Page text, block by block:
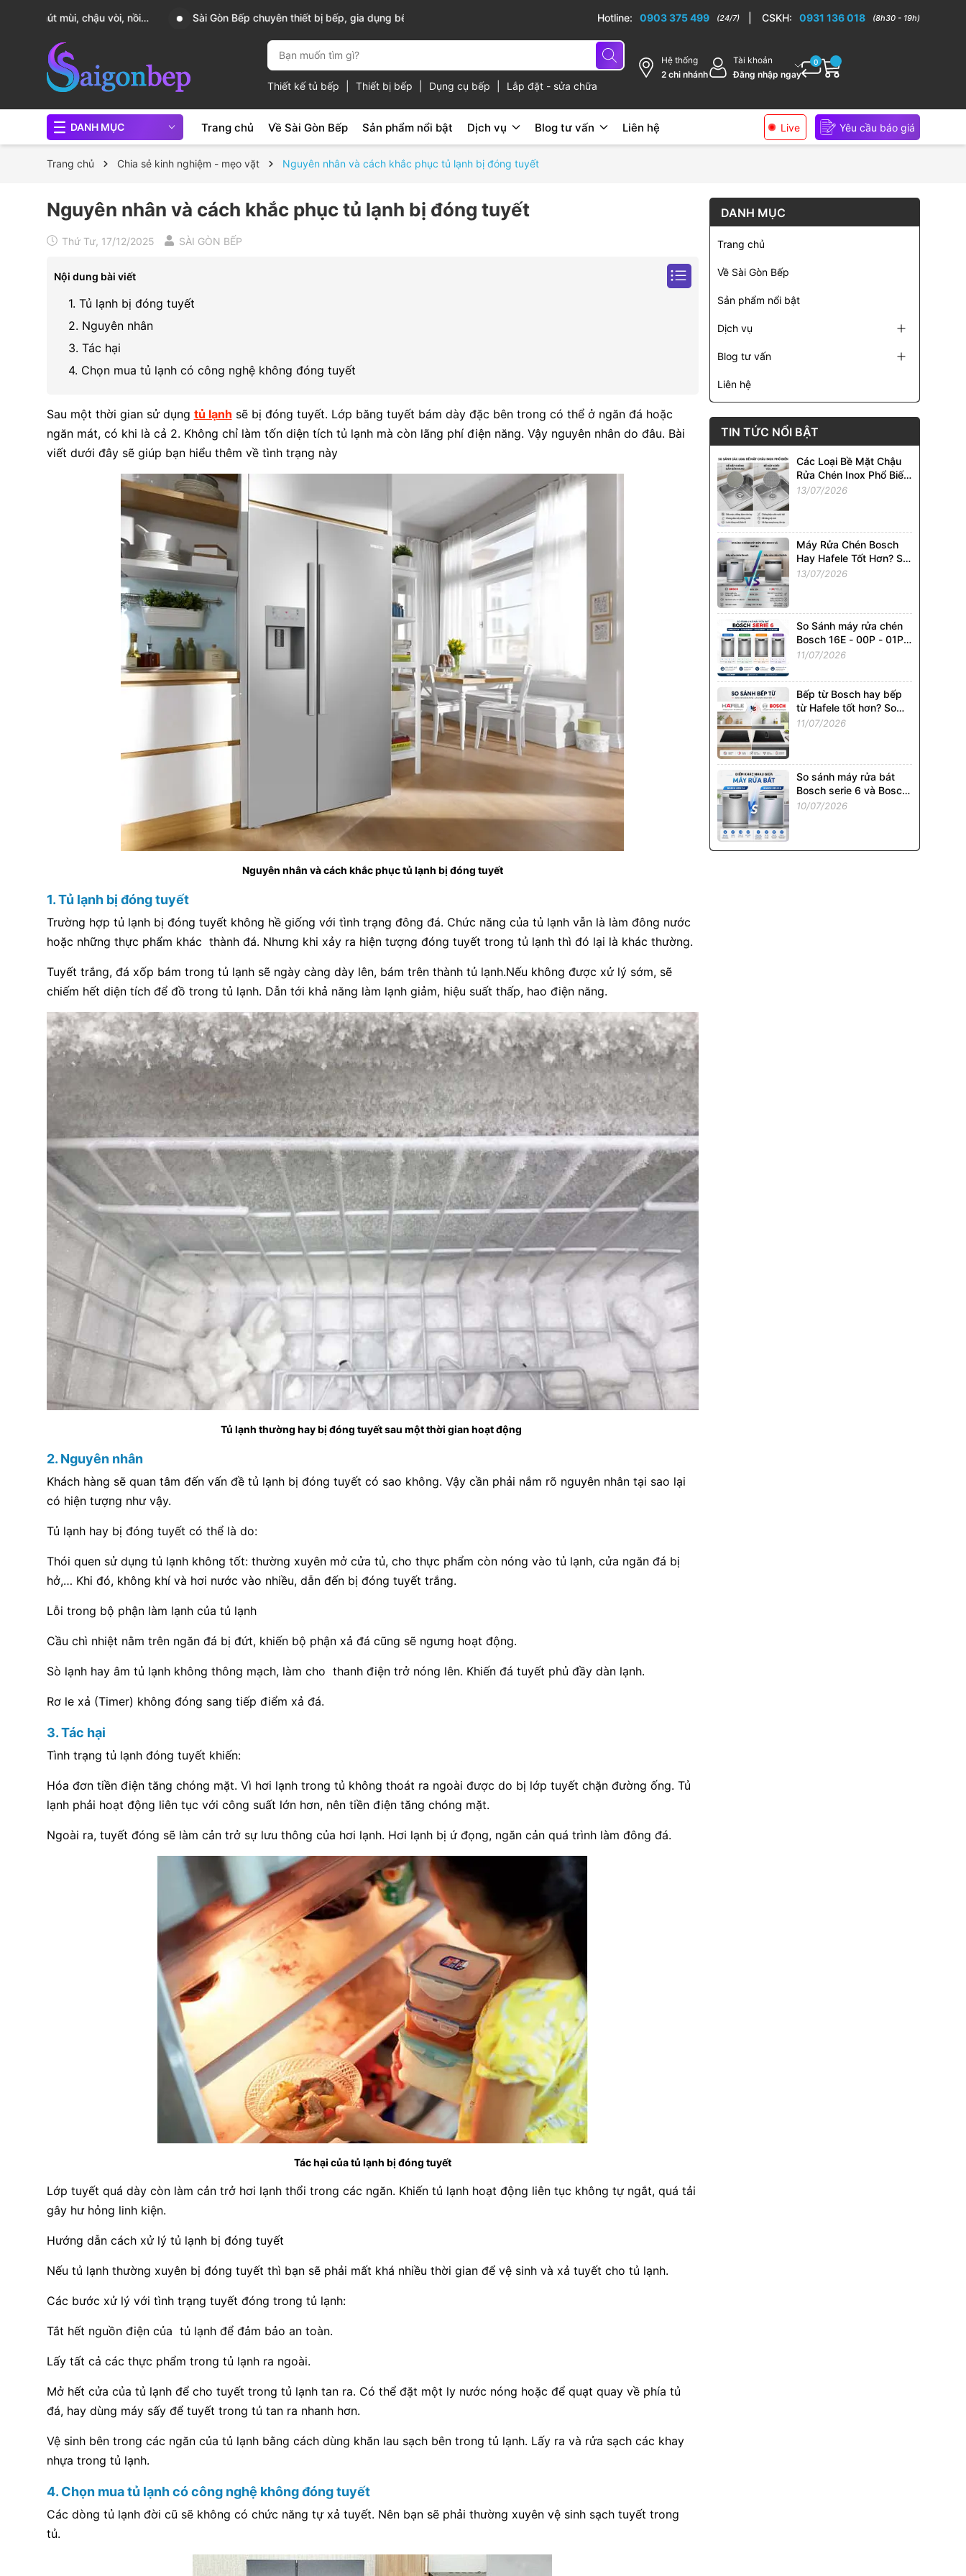
Sài Gòn Bếp chuyên thiết bị bếp, gia dụng bếp cao cấp Hotline: 0903 375 499 (24/7) CSKH: 0931 136 018 (8h30 - 19h)
Thiết kế tủ bếp Thiết bị bếp Dụng cụ bếp Lắp đặt - sửa chữa
Hệ thống
2 chi nhánh
Tài khoản
Đăng nhập ngay
0
DANH MỤC Trang chủ Về Sài Gòn Bếp Sản phẩm nổi bật Dịch vụ Blog tư vấn Liên hệ Live Yêu cầu báo giá
Trang chủ Chia sẻ kinh nghiệm - mẹo vặt Nguyên nhân và cách khắc phục tủ lạnh bị đóng tuyết
Nguyên nhân và cách khắc phục tủ lạnh bị đóng tuyết
Thứ Tư, 17/12/2025 SÀI GÒN BẾP
Nội dung bài viết
1. Tủ lạnh bị đóng tuyết
2. Nguyên nhân
3. Tác hại
4. Chọn mua tủ lạnh có công nghệ không đóng tuyết
Sau một thời gian sử dụng tủ lạnh sẽ bị đóng tuyết. Lớp băng tuyết bám dày đặc bên trong có thể ở ngăn đá hoặc
ngăn mát, có khi là cả 2. Không chỉ làm tốn diện tích tủ lạnh mà còn lãng phí điện năng. Vậy nguyên nhân do đâu. Bài
viết dưới đây sẽ giúp bạn hiểu thêm về tình trạng này
Nguyên nhân và cách khắc phục tủ lạnh bị đóng tuyết
1. Tủ lạnh bị đóng tuyết
Trường hợp tủ lạnh bị đóng tuyết không hề giống với tình trạng đông đá. Chức năng của tủ lạnh vẫn là làm đông nước
hoặc những thực phẩm khác thành đá. Nhưng khi xảy ra hiện tượng đóng tuyết trong tủ lạnh thì đó lại là khác thường.
Tuyết trắng, đá xốp bám trong tủ lạnh sẽ ngày càng dày lên, bám trên thành tủ lạnh.Nếu không được xử lý sớm, sẽ
chiếm hết diện tích để đồ trong tủ lạnh. Dẫn tới khả năng làm lạnh giảm, hiệu suất thấp, hao điện năng.
Tủ lạnh thường hay bị đóng tuyết sau một thời gian hoạt động
2. Nguyên nhân
Khách hàng sẽ quan tâm đến vấn đề tủ lạnh bị đóng tuyết có sao không. Vậy cần phải nắm rõ nguyên nhân tại sao lại
có hiện tượng như vậy.
Tủ lạnh hay bị đóng tuyết có thể là do:
Thói quen sử dụng tủ lạnh không tốt: thường xuyên mở cửa tủ, cho thực phẩm còn nóng vào tủ lạnh, cửa ngăn đá bị
hở,… Khi đó, không khí và hơi nước vào nhiều, dẫn đến bị đóng tuyết trắng.
Lỗi trong bộ phận làm lạnh của tủ lạnh
Cầu chì nhiệt nằm trên ngăn đá bị đứt, khiến bộ phận xả đá cũng sẽ ngưng hoạt động.
Sò lạnh hay âm tủ lạnh không thông mạch, làm cho thanh điện trở nóng lên. Khiến đá tuyết phủ đầy dàn lạnh.
Rơ le xả (Timer) không đóng sang tiếp điểm xả đá.
3. Tác hại
Tình trạng tủ lạnh đóng tuyết khiến:
Hóa đơn tiền điện tăng chóng mặt. Vì hơi lạnh trong tủ không thoát ra ngoài được do bị lớp tuyết chặn đường ống. Tủ
lạnh phải hoạt động liên tục với công suất lớn hơn, nên tiền điện tăng chóng mặt.
Ngoài ra, tuyết đóng sẽ làm cản trở sự lưu thông của hơi lạnh. Hơi lạnh bị ứ đọng, ngăn cản quá trình làm đông đá.
Tác hại của tủ lạnh bị đóng tuyết
Lớp tuyết quá dày còn làm cản trở hơi lạnh thổi trong các ngăn. Khiến tủ lạnh hoạt động liên tục không tự ngắt, quá tải
gây hư hỏng linh kiện.
Hướng dẫn cách xử lý tủ lạnh bị đóng tuyết
Nếu tủ lạnh thường xuyên bị đóng tuyết thì bạn sẽ phải mất khá nhiều thời gian để vệ sinh và xả tuyết cho tủ lạnh.
Các bước xử lý với tình trạng tuyết đóng trong tủ lạnh:
Tắt hết nguồn điện của tủ lạnh để đảm bảo an toàn.
Lấy tất cả các thực phẩm trong tủ lạnh ra ngoài.
Mở hết cửa của tủ lạnh để cho tuyết trong tủ lạnh tan ra. Có thể đặt một ly nước nóng hoặc để quạt quay về phía tủ
đá, hay dùng máy sấy để tuyết trong tủ tan ra nhanh hơn.
Vệ sinh bên trong các ngăn của tủ lạnh bằng cách dùng khăn lau sạch bên trong tủ lạnh. Lấy ra và rửa sạch các khay
nhựa trong tủ lạnh.
4. Chọn mua tủ lạnh có công nghệ không đóng tuyết
Các dòng tủ lạnh đời cũ sẽ không có chức năng tự xả tuyết. Nên bạn sẽ phải thường xuyên vệ sinh sạch tuyết trong
tủ.
DANH MỤC
Trang chủ
Về Sài Gòn Bếp
Sản phẩm nổi bật
Dịch vụ
Blog tư vấn
Liên hệ
TIN TỨC NỔI BẬT
Các Loại Bề Mặt Chậu
Rửa Chén Inox Phổ Biến
Tại Việt Nam. So Sánh
13/07/2026
Máy Rửa Chén Bosch
Hay Hafele Tốt Hơn? So
Sánh Chi Tiết Từ A - Z
13/07/2026
So Sánh máy rửa chén
Bosch 16E - 00P - 01P -
02P: Model Nào Đáng
11/07/2026
Bếp từ Bosch hay bếp
từ Hafele tốt hơn? So
sánh chi tiết từ A - Z
11/07/2026
So sánh máy rửa bát
Bosch serie 6 và Bosch
Serie 8: Có đáng chi
10/07/2026